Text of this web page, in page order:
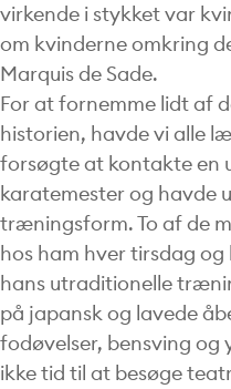
virkende i stykket var
om kvinderne omkring
Marquis de Sade.
For at fornemme lidt af
historien, havde vi alle
forsøgte at kontakte en
karatemester og havde
træningsform. To af de
hos ham hver tirsdag
hans utraditionelle
på japansk og lavede
fodøvelser, bensving
ikke tid til at besøge